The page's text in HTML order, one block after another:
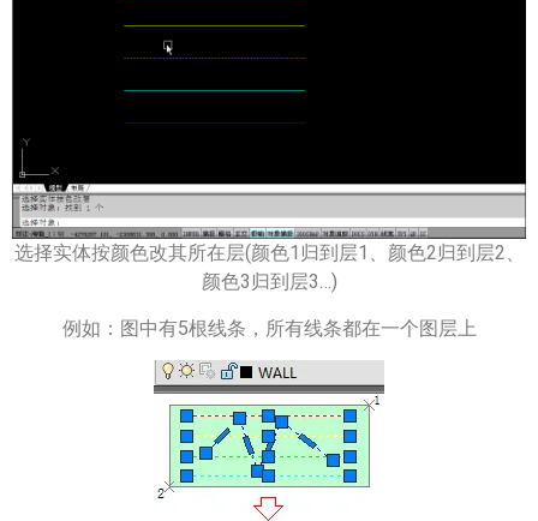
选择实体按颜色改其所在层(颜色1归到层1、颜色2归到层2、
颜色3归到层3…)
例如：图中有5根线条，所有线条都在一个图层上